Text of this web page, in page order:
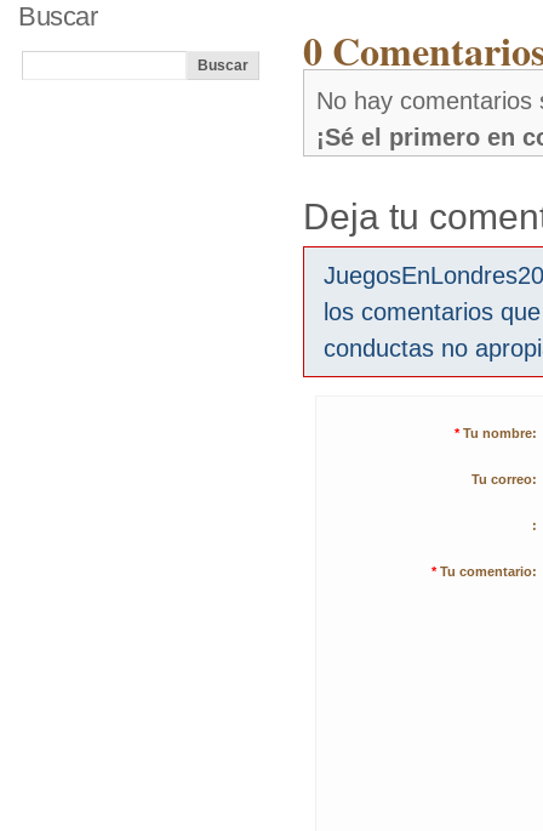
0
No hay comentarios
¡Sé el primero en
Deja tu
los comentarios
conductas no
* Tu nombre:
Tu correo:
:
* Tu comentario:
Buscar